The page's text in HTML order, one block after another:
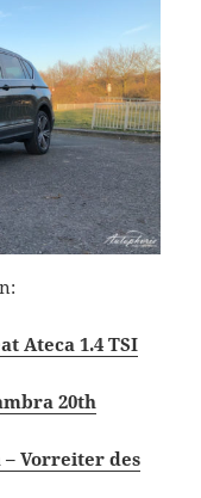
Ateca 1.4 TSI
20th
Vorreiter des